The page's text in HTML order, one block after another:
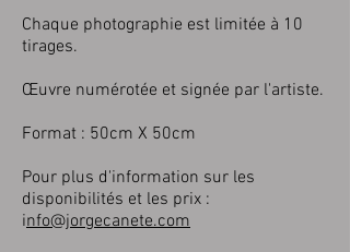
Chaque photographie est limitée à 10
tirages.
Œuvre numérotée et signée par l'artiste.
Format : 50cm X 50cm
Pour plus d'information sur les
disponibilités et les prix :
info@jorgecanete.com